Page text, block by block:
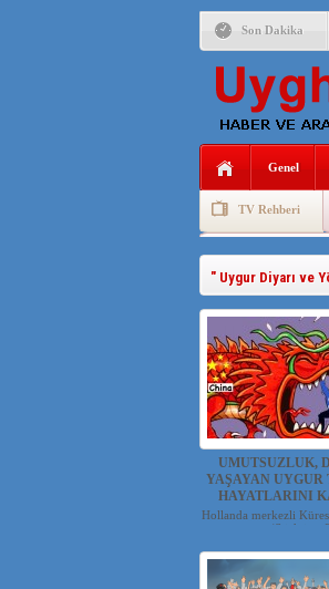
Son Dakika
Genel
TV Rehberi
Uygurlarda
" Uygur Diyarı ve
UMUTSUZLUK,
YAŞAYAN
HAYATLARINI
Hollanda merkezli
(Stichting